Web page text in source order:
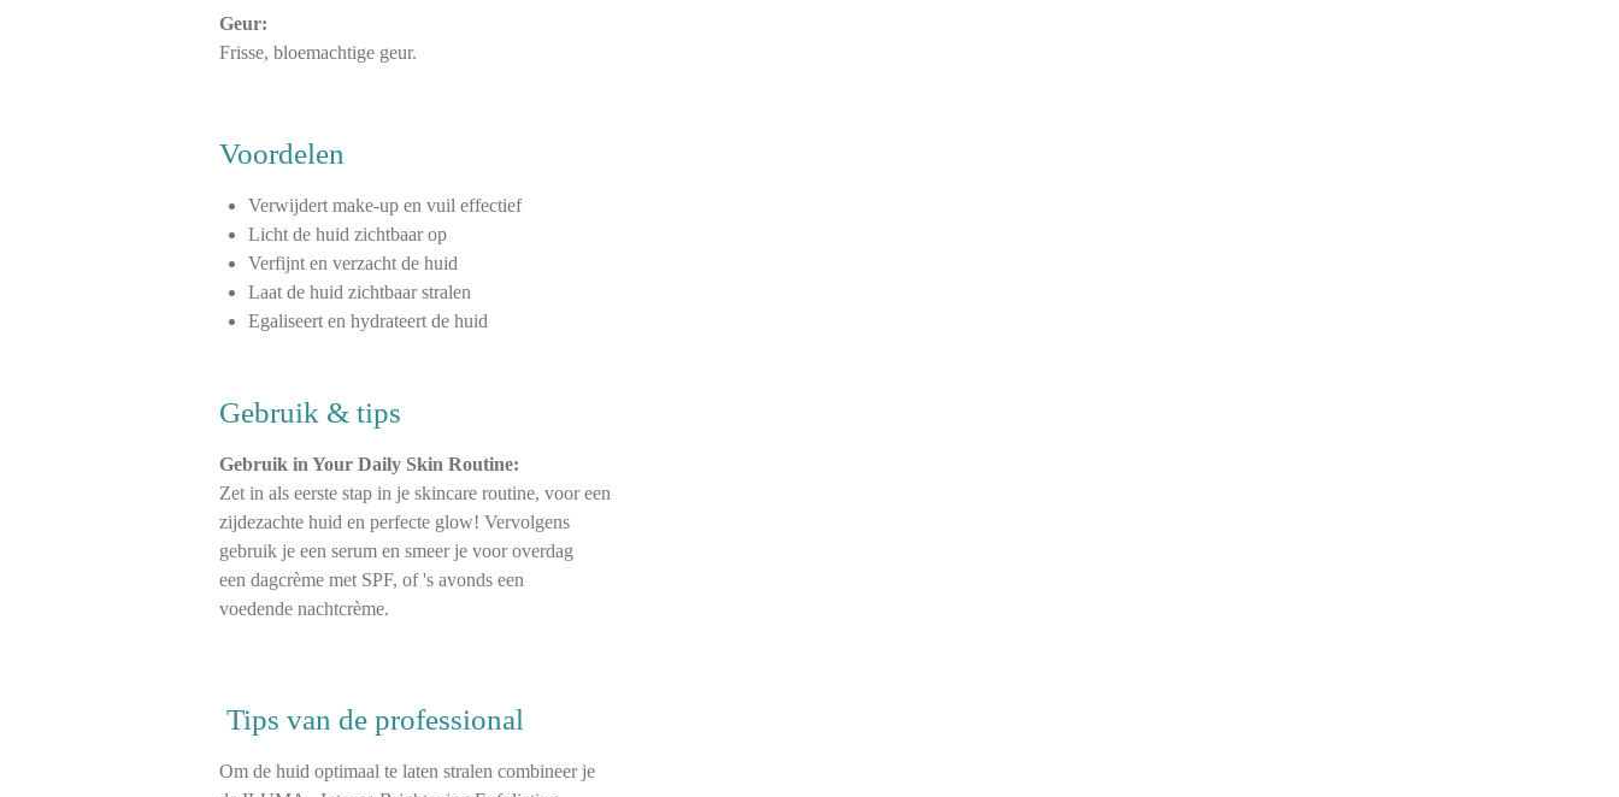
Geur:
Frisse, bloemachtige geur.
Voordelen
Verwijdert make-up en vuil effectief
Licht de huid zichtbaar op
Verfijnt en verzacht de huid
Laat de huid zichtbaar stralen
Egaliseert en hydrateert de huid
Gebruik & tips
Gebruik in Your Daily Skin Routine:
Zet in als eerste stap in je skincare routine, voor een
zijdezachte huid en perfecte glow! Vervolgens
gebruik je een serum en smeer je voor overdag
een dagcrème met SPF, of 's avonds een
voedende nachtcrème.
Tips van de professional
Om de huid optimaal te laten stralen combineer je